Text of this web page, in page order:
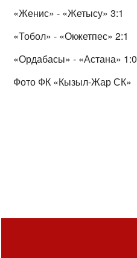
«Женис» - «Жетысу» 3:1
«Тобол» - «Окжетпес» 2:1
«Ордабасы» - «Астана» 1:0
Фото ФК «Кызыл-Жар СК»